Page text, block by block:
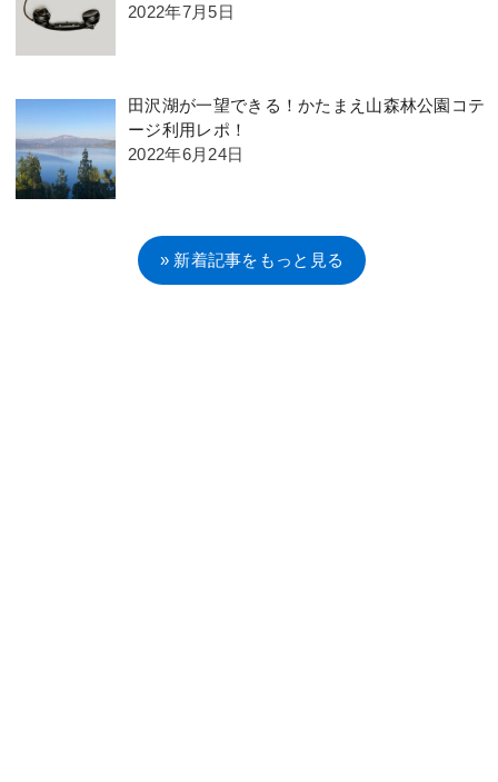
2022年7月5日
田沢湖が一望できる！かたまえ山森林公園コテ
ージ利用レポ！
2022年6月24日
» 新着記事をもっと見る